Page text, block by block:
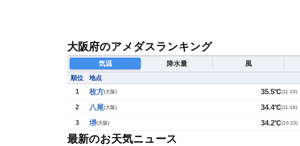
大阪府のアメダスランキング
気温 降水量 風
順位 地点
1
枚方(大阪) 35.5℃(11:10)
2 八尾(大阪) 34.4℃(11:16)
3 堺(大阪) 34.2℃(10:23)
最新のお天気ニュース